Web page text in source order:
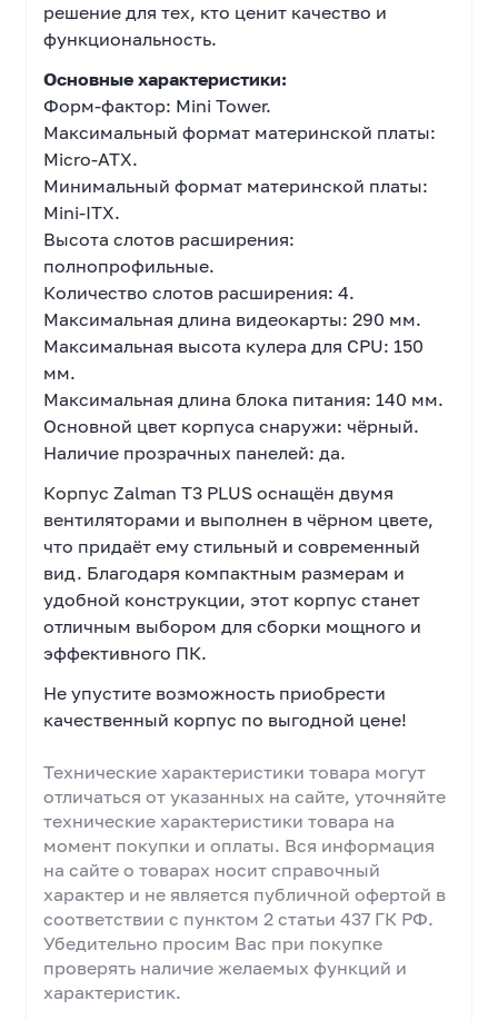
решение для тех, кто ценит качество и
функциональность.
Основные характеристики:
Форм-фактор: Mini Tower.
Максимальный формат материнской платы:
Micro-ATX.
Минимальный формат материнской платы:
Mini-ITX.
Высота слотов расширения:
полнопрофильные.
Количество слотов расширения: 4.
Максимальная длина видеокарты: 290 мм.
Максимальная высота кулера для CPU: 150
мм.
Максимальная длина блока питания: 140 мм.
Основной цвет корпуса снаружи: чёрный.
Наличие прозрачных панелей: да.
Корпус Zalman T3 PLUS оснащён двумя
вентиляторами и выполнен в чёрном цвете,
что придаёт ему стильный и современный
вид. Благодаря компактным размерам и
удобной конструкции, этот корпус станет
отличным выбором для сборки мощного и
эффективного ПК.
Не упустите возможность приобрести
качественный корпус по выгодной цене!
Технические характеристики товара могут
отличаться от указанных на сайте, уточняйте
технические характеристики товара на
момент покупки и оплаты. Вся информация
на сайте о товарах носит справочный
характер и не является публичной офертой в
соответствии с пунктом 2 статьи 437 ГК РФ.
Убедительно просим Вас при покупке
проверять наличие желаемых функций и
характеристик.